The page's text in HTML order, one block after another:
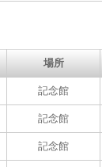
場所
記念館
記念館
記念館